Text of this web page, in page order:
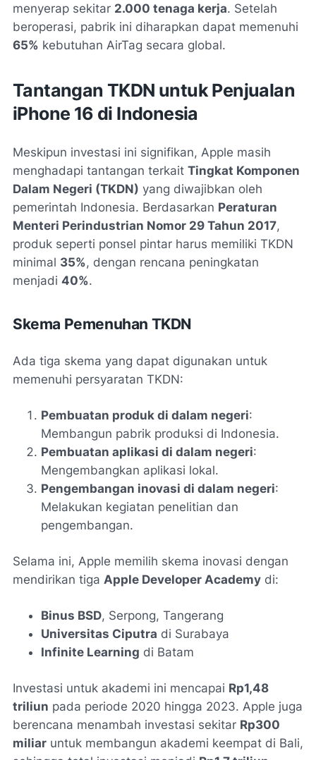
menyerap sekitar 2.000 tenaga kerja. Setelah
beroperasi, pabrik ini diharapkan dapat memenuhi
65% kebutuhan AirTag secara global.
Tantangan TKDN untuk Penjualan
iPhone 16 di Indonesia
Meskipun investasi ini signifikan, Apple masih
menghadapi tantangan terkait Tingkat Komponen
Dalam Negeri (TKDN) yang diwajibkan oleh
pemerintah Indonesia. Berdasarkan Peraturan
Menteri Perindustrian Nomor 29 Tahun 2017,
produk seperti ponsel pintar harus memiliki TKDN
minimal 35%, dengan rencana peningkatan
menjadi 40%.
Skema Pemenuhan TKDN
Ada tiga skema yang dapat digunakan untuk
memenuhi persyaratan TKDN:
Pembuatan produk di dalam negeri:
Membangun pabrik produksi di Indonesia.
Pembuatan aplikasi di dalam negeri:
Mengembangkan aplikasi lokal.
Pengembangan inovasi di dalam negeri:
Melakukan kegiatan penelitian dan
pengembangan.
Selama ini, Apple memilih skema inovasi dengan
mendirikan tiga Apple Developer Academy di:
Binus BSD, Serpong, Tangerang
Universitas Ciputra di Surabaya
Infinite Learning di Batam
Investasi untuk akademi ini mencapai Rp1,48
triliun pada periode 2020 hingga 2023. Apple juga
berencana menambah investasi sekitar Rp300
miliar untuk membangun akademi keempat di Bali,